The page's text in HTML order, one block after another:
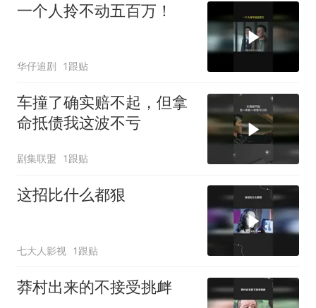
一个人拎不动五百万！
华仔追剧 1跟贴
车撞了确实赔不起，但拿
命抵债我这波不亏
剧集联盟 1跟贴
这招比什么都狠
七大人影视 1跟贴
莽村出来的不接受挑衅